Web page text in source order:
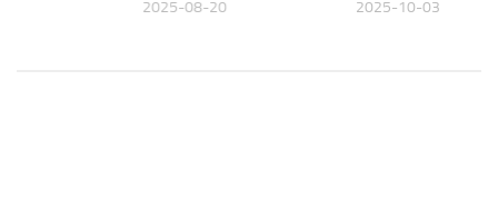
2025-08-20
2025-10-03